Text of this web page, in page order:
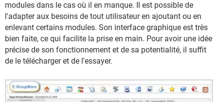
modules dans le cas où il en manque. Il est possible de
l'adapter aux besoins de tout utilisateur en ajoutant ou en
enlevant certains modules. Son interface graphique est très
bien faite, ce qui facilite la prise en main. Pour avoir une idée
précise de son fonctionnement et de sa potentialité, il suffit
de le télécharger et de l'essayer.